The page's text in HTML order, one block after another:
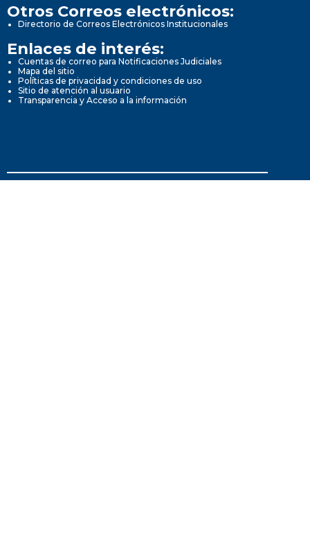
Otros Correos electrónicos:
Directorio de Correos Electrónicos Institucionales
Enlaces de interés:
Cuentas de correo para Notificaciones Judiciales
Mapa del sitio
Políticas de privacidad y condiciones de uso
Sitio de atención al usuario
Transparencia y Acceso a la información